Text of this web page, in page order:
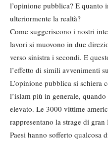
l’opinione pubblica? E quanto
ulteriormente la realtà?
Come suggeriscono i nostri
lavori si muovono in due
verso sinistra i secondi. E
l’effetto di simili avvenimenti
L’opinione pubblica si schiera
l’islam più in generale,
elevato. Le 3000 vittime
rappresentano la strage di
Paesi hanno sofferto qualcosa